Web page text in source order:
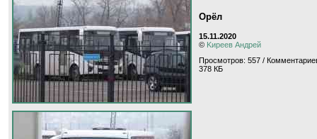
Орёл
15.11.2020
© Kиpeeв Aндpeй
Просмотров: 557 /
378 КБ